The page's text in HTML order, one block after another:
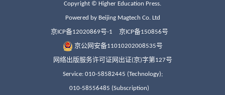
Copyright © Higher Education Press.
Powered by Beijing Magtech Co. Ltd
京ICP备12020869号-1 京ICP备150856号
京公网安备11010202008535号
网络出版服务许可证网出证(京)字第127号
Service: 010-58582445 (Technology);
010-58556485 (Subscription)